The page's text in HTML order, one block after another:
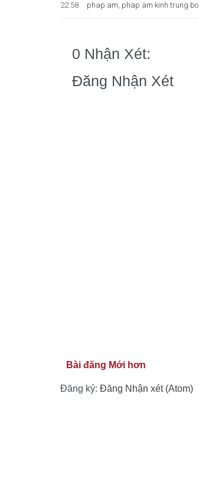
22:58 phap am, phap am kinh trung bo
0 Nhận Xét:
Đăng Nhận Xét
Bài đăng Mới hơn
Đăng ký: Đăng Nhận xét (Atom)